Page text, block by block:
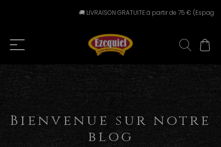
🚚 LIVRAISON GRATUITE à partir de 75 €
Bienvenue sur notre
blog